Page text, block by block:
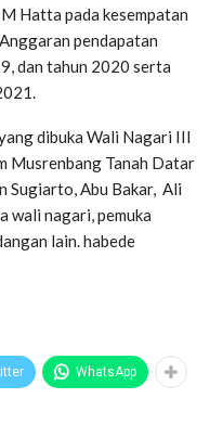
Hatta pada kesempatan
pendapatan
dan tahun 2020 serta
dibuka Wali Nagari III
Musrenbang Tanah Datar
Sugiarto, Abu Bakar, Ali
wali nagari, pemuka
lain. habede
WhatsApp